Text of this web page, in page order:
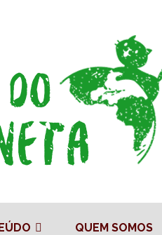
QUEM SOMOS